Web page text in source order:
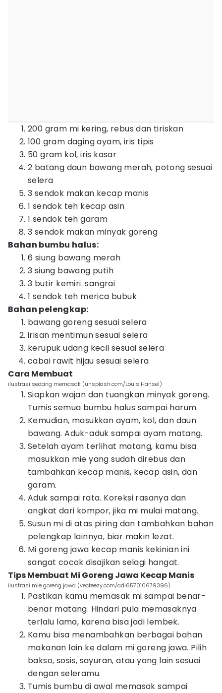
200 gram mi kering, rebus dan tiriskan
100 gram daging ayam, iris tipis
50 gram kol, iris kasar
2 batang daun bawang merah, potong sesuai
selera
3 sendok makan kecap manis
1 sendok teh kecap asin
1 sendok teh garam
3 sendok makan minyak goreng
Bahan bumbu halus:
6 siung bawang merah
3 siung bawang putih
3 butir kemiri. sangrai
1 sendok teh merica bubuk
Bahan pelengkap:
bawang goreng sesuai selera
irisan mentimun sesuai selera
kerupuk udang kecil sesuai selera
cabai rawit hijau sesuai selera
Cara Membuat
ilustrasi sedang memasak (unsplash.com/Louis Hansel)
Siapkan wajan dan tuangkan minyak goreng.
Tumis semua bumbu halus sampai harum.
Kemudian, masukkan ayam, kol, dan daun
bawang. Aduk-aduk sampai ayam matang.
Setelah ayam terlihat matang, kamu bisa
masukkan mie yang sudah direbus dan
tambahkan kecap manis, kecap asin, dan
garam.
Aduk sampai rata. Koreksi rasanya dan
angkat dari kompor, jika mi mulai matang.
Susun mi di atas piring dan tambahkan bahan
pelengkap lainnya, biar makin lezat.
Mi goreng jawa kecap manis kekinian ini
sangat cocok disajikan selagi hangat.
Tips Membuat Mi Goreng Jawa Kecap Manis
ilustrasi mie goreng jawa (vecteezy.com/adi657010679396)
Pastikan kamu memasak mi sampai benar-
benar matang. Hindari pula memasaknya
terlalu lama, karena bisa jadi lembek.
Kamu bisa menambahkan berbagai bahan
makanan lain ke dalam mi goreng jawa. Pilih
bakso, sosis, sayuran, atau yang lain sesuai
dengan seleramu.
Tumis bumbu di awal memasak sampai